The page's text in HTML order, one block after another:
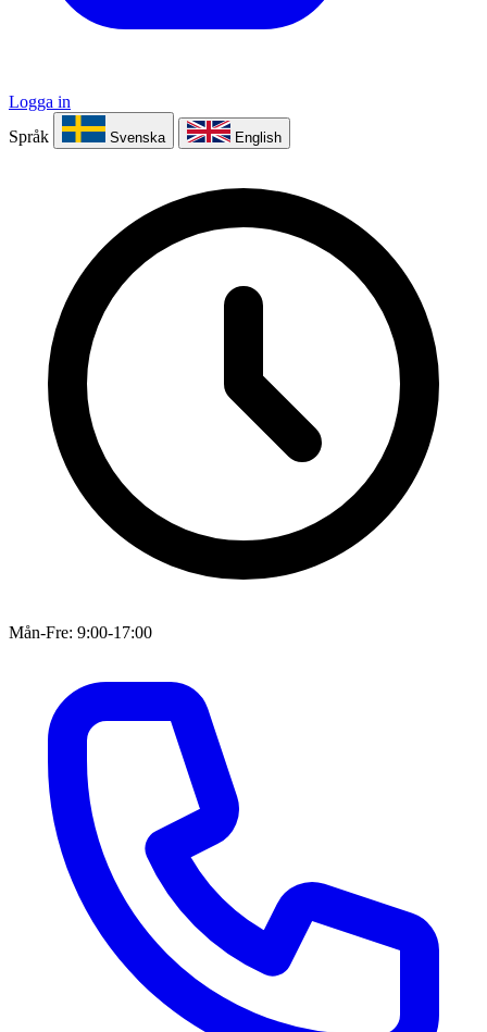
Logga in
Språk
Svenska English
Mån-Fre: 9:00-17:00